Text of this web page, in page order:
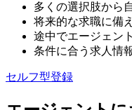
多くの選択肢から
将来的な求職に備
途中でエージェン
条件に合う求人情
セルフ型登録